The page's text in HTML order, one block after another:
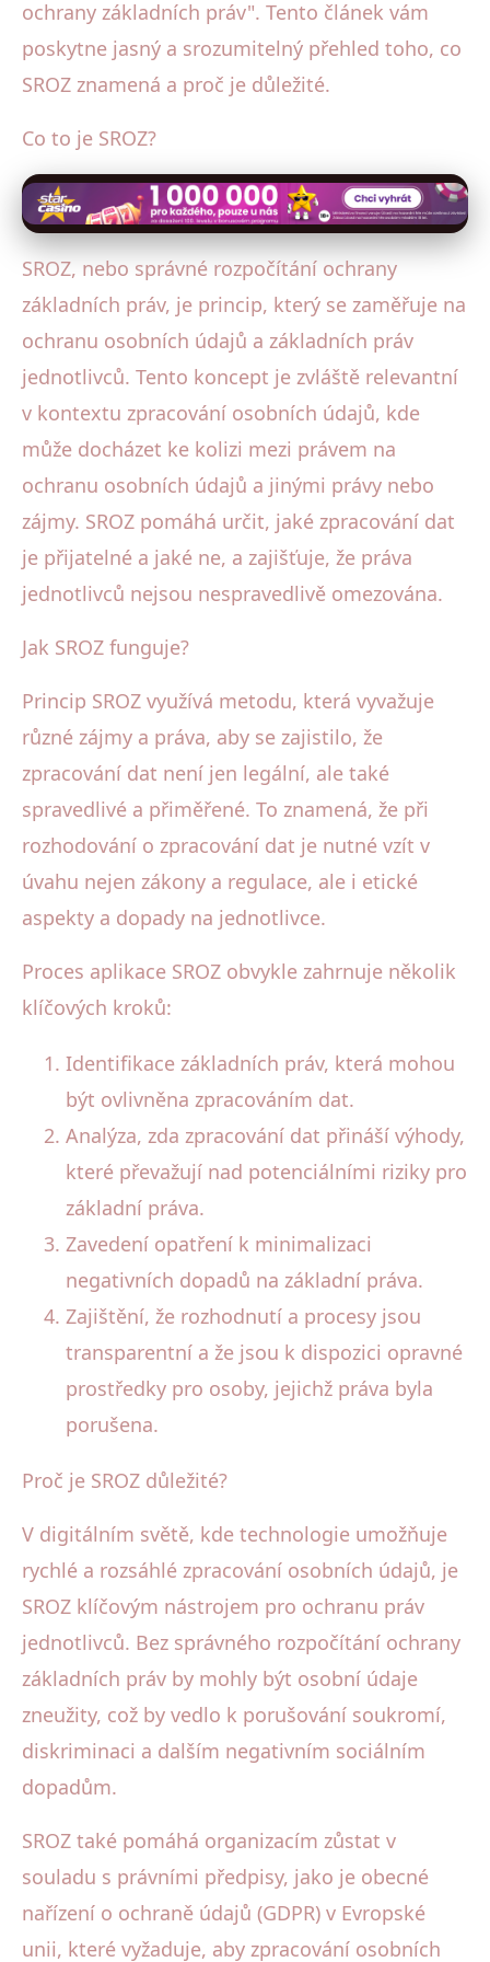
ochrany základních práv". Tento článek vám
poskytne jasný a srozumitelný přehled toho, co
SROZ znamená a proč je důležité.
Co to je SROZ?
SROZ, nebo správné rozpočítání ochrany
základních práv, je princip, který se zaměřuje na
ochranu osobních údajů a základních práv
jednotlivců. Tento koncept je zvláště relevantní
v kontextu zpracování osobních údajů, kde
může docházet ke kolizi mezi právem na
ochranu osobních údajů a jinými právy nebo
zájmy. SROZ pomáhá určit, jaké zpracování dat
je přijatelné a jaké ne, a zajišťuje, že práva
jednotlivců nejsou nespravedlivě omezována.
Jak SROZ funguje?
Princip SROZ využívá metodu, která vyvažuje
různé zájmy a práva, aby se zajistilo, že
zpracování dat není jen legální, ale také
spravedlivé a přiměřené. To znamená, že při
rozhodování o zpracování dat je nutné vzít v
úvahu nejen zákony a regulace, ale i etické
aspekty a dopady na jednotlivce.
Proces aplikace SROZ obvykle zahrnuje několik
klíčových kroků:
Identifikace základních práv, která mohou
být ovlivněna zpracováním dat.
Analýza, zda zpracování dat přináší výhody,
které převažují nad potenciálními riziky pro
základní práva.
Zavedení opatření k minimalizaci
negativních dopadů na základní práva.
Zajištění, že rozhodnutí a procesy jsou
transparentní a že jsou k dispozici opravné
prostředky pro osoby, jejichž práva byla
porušena.
Proč je SROZ důležité?
V digitálním světě, kde technologie umožňuje
rychlé a rozsáhlé zpracování osobních údajů, je
SROZ klíčovým nástrojem pro ochranu práv
jednotlivců. Bez správného rozpočítání ochrany
základních práv by mohly být osobní údaje
zneužity, což by vedlo k porušování soukromí,
diskriminaci a dalším negativním sociálním
dopadům.
SROZ také pomáhá organizacím zůstat v
souladu s právními předpisy, jako je obecné
nařízení o ochraně údajů (GDPR) v Evropské
unii, které vyžaduje, aby zpracování osobních